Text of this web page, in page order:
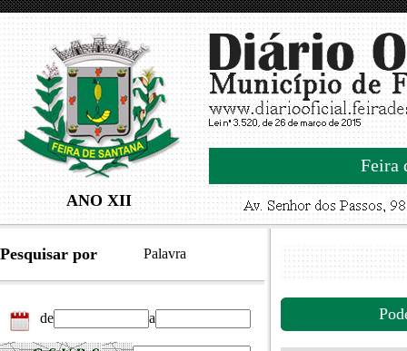
ANO XII
Feira
Pesquisar por Palavra
de a